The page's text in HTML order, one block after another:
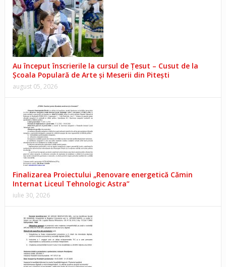
Au început înscrierile la cursul de Țesut – Cusut de la
Școala Populară de Arte și Meserii din Pitești
august 05, 2026
Finalizarea Proiectului „Renovare energetică Cămin
Internat Liceul Tehnologic Astra”
iulie 30, 2026